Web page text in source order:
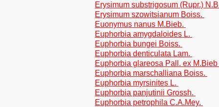
Erysimum substrigosum (Rupr.)
Erysimum szowitsianum Boiss.
Euonymus nanus M.Bieb.
Euphorbia amygdaloides L.
Euphorbia bungei Boiss.
Euphorbia denticulata Lam.
Euphorbia glareosa Pall. ex M.Bieb
Euphorbia marschalliana Boiss.
Euphorbia myrsinites L.
Euphorbia panjutinii Grossh.
Euphorbia petrophila C.A.Mey.